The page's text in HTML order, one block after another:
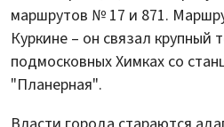
маршрутов № 17 и 871.
Куркине – он связал крупный
подмосковных Химках со
"Планерная".